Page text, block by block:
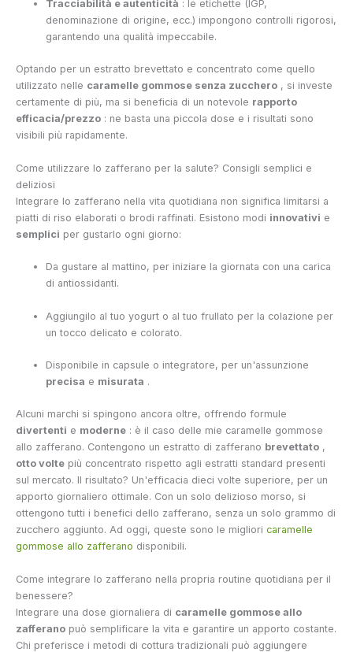
Tracciabilità e autenticità : le etichette (IGP,
denominazione di origine, ecc.) impongono controlli rigorosi,
garantendo una qualità impeccabile.
Optando per un estratto brevettato e concentrato come quello
utilizzato nelle caramelle gommose senza zucchero , si investe
certamente di più, ma si beneficia di un notevole rapporto
efficacia/prezzo : ne basta una piccola dose e i risultati sono
visibili più rapidamente.
Come utilizzare lo zafferano per la salute? Consigli semplici e
deliziosi
Integrare lo zafferano nella vita quotidiana non significa limitarsi a
piatti di riso elaborati o brodi raffinati. Esistono modi innovativi e
semplici per gustarlo ogni giorno:
Da gustare al mattino, per iniziare la giornata con una carica
di antiossidanti.
Aggiungilo al tuo yogurt o al tuo frullato per la colazione per
un tocco delicato e colorato.
Disponibile in capsule o integratore, per un'assunzione
precisa e misurata .
Alcuni marchi si spingono ancora oltre, offrendo formule
divertenti e moderne : è il caso delle mie caramelle gommose
allo zafferano. Contengono un estratto di zafferano brevettato ,
otto volte più concentrato rispetto agli estratti standard presenti
sul mercato. Il risultato? Un'efficacia dieci volte superiore, per un
apporto giornaliero ottimale. Con un solo delizioso morso, si
ottengono tutti i benefici dello zafferano, senza un solo grammo di
zucchero aggiunto. Ad oggi, queste sono le migliori caramelle
gommose allo zafferano disponibili.
Come integrare lo zafferano nella propria routine quotidiana per il
benessere?
Integrare una dose giornaliera di caramelle gommose allo
zafferano può semplificare la vita e garantire un apporto costante.
Chi preferisce i metodi di cottura tradizionali può aggiungere